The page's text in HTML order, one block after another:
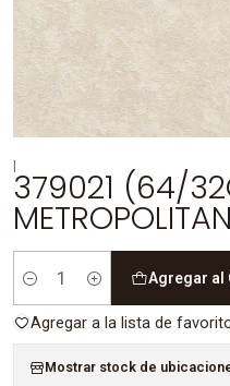
379021 (64/
Cantidad
Agregar al
Agregar a la lista de
Mostrar stock de